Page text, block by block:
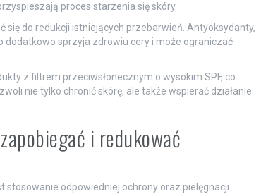
proces starzenia się skóry.
do redukcji istniejących przebarwień. Antyoksydanty,
dodatkowo sprzyja zdrowiu cery i może ograniczać
z filtrem przeciwsłonecznym o wysokim SPF, co
nie tylko chronić skórę, ale także wspierać działanie
i redukować
odpowiedniej ochrony oraz pielęgnacji.